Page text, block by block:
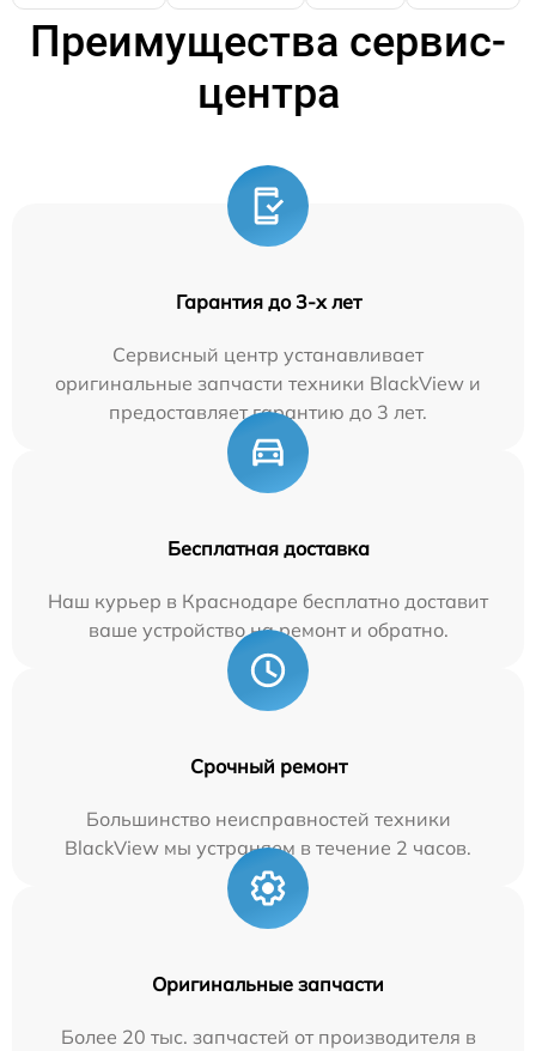
Преимущества сервис-
центра
Гарантия до 3-х лет
Сервисный центр устанавливает
оригинальные запчасти техники BlackView и
предоставляет гарантию до 3 лет.
Бесплатная доставка
Наш курьер в Краснодаре бесплатно доставит
ваше устройство на ремонт и обратно.
Срочный ремонт
Большинство неисправностей техники
BlackView мы устраняем в течение 2 часов.
Оригинальные запчасти
Более 20 тыс. запчастей от производителя в